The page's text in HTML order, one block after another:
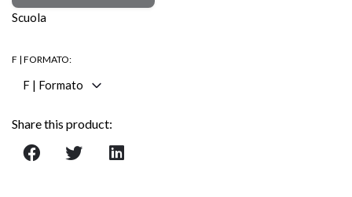
Scuola
F | FORMATO:
F | Formato
Share this product: